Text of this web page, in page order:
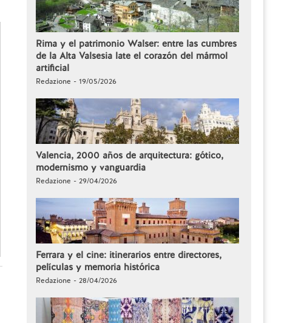
Rima y el patrimonio Walser: entre las cumbres
de la Alta Valsesia late el corazón del mármol
artificial
Redazione - 19/05/2026
Valencia, 2000 años de arquitectura: gótico,
modernismo y vanguardia
Redazione - 29/04/2026
Ferrara y el cine: itinerarios entre directores,
películas y memoria histórica
Redazione - 28/04/2026